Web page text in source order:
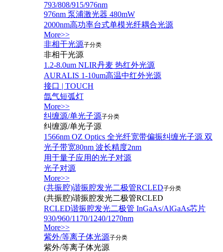
793/808/915/976nm
976nm 泵浦激光器 480mW
2000nm高功率台式单模光纤耦合光源
More>>
非相干光源子分类
非相干光源
1.2-8.0um NLIR丹麦 热红外光源
AURALIS 1-10um高温中红外光源
接口 | TOUCH
氙气短弧灯
More>>
纠缠源/单光子源子分类
纠缠源/单光子源
1566nm OZ Optics 全光纤宽带偏振纠缠光子源 双
光子带宽80nm 波长精度2nm
用于量子应用的光子对源
光子对源
More>>
(共振腔)谐振腔发光二极管RCLED子分类
(共振腔)谐振腔发光二极管RCLED
RCLED谐振腔发光二极管 InGaAs/AlGaAs芯片
930/960/1170/1240/1270nm
More>>
紫外/等离子体光源子分类
紫外/等离子体光源